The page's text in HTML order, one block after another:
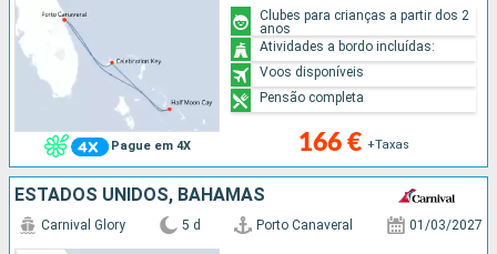
Pague em 4X 166 € +Taxas
Clubes para crianças a partir dos 2
anos
Atividades a bordo incluídas:
Voos disponíveis
Pensão completa
ESTADOS UNIDOS, BAHAMAS
Carnival Glory 5 d Porto Canaveral 01/03/2027